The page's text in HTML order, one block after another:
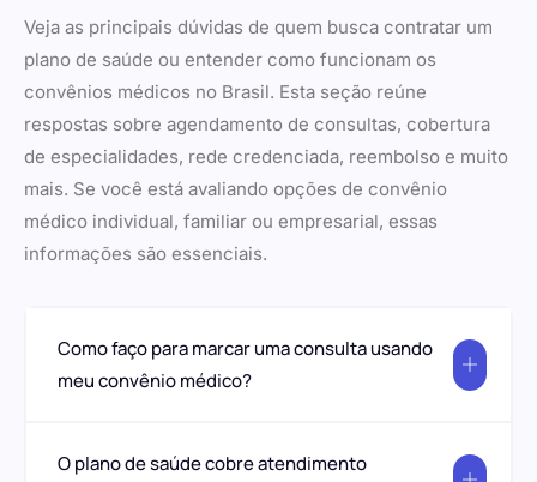
Veja as principais dúvidas de quem busca contratar um
plano de saúde ou entender como funcionam os
convênios médicos no Brasil. Esta seção reúne
respostas sobre agendamento de consultas, cobertura
de especialidades, rede credenciada, reembolso e muito
mais. Se você está avaliando opções de convênio
médico individual, familiar ou empresarial, essas
informações são essenciais.
Como faço para marcar uma consulta usando
meu convênio médico?
O plano de saúde cobre atendimento